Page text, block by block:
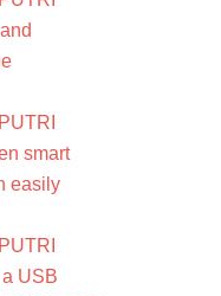
smart
easily
USB